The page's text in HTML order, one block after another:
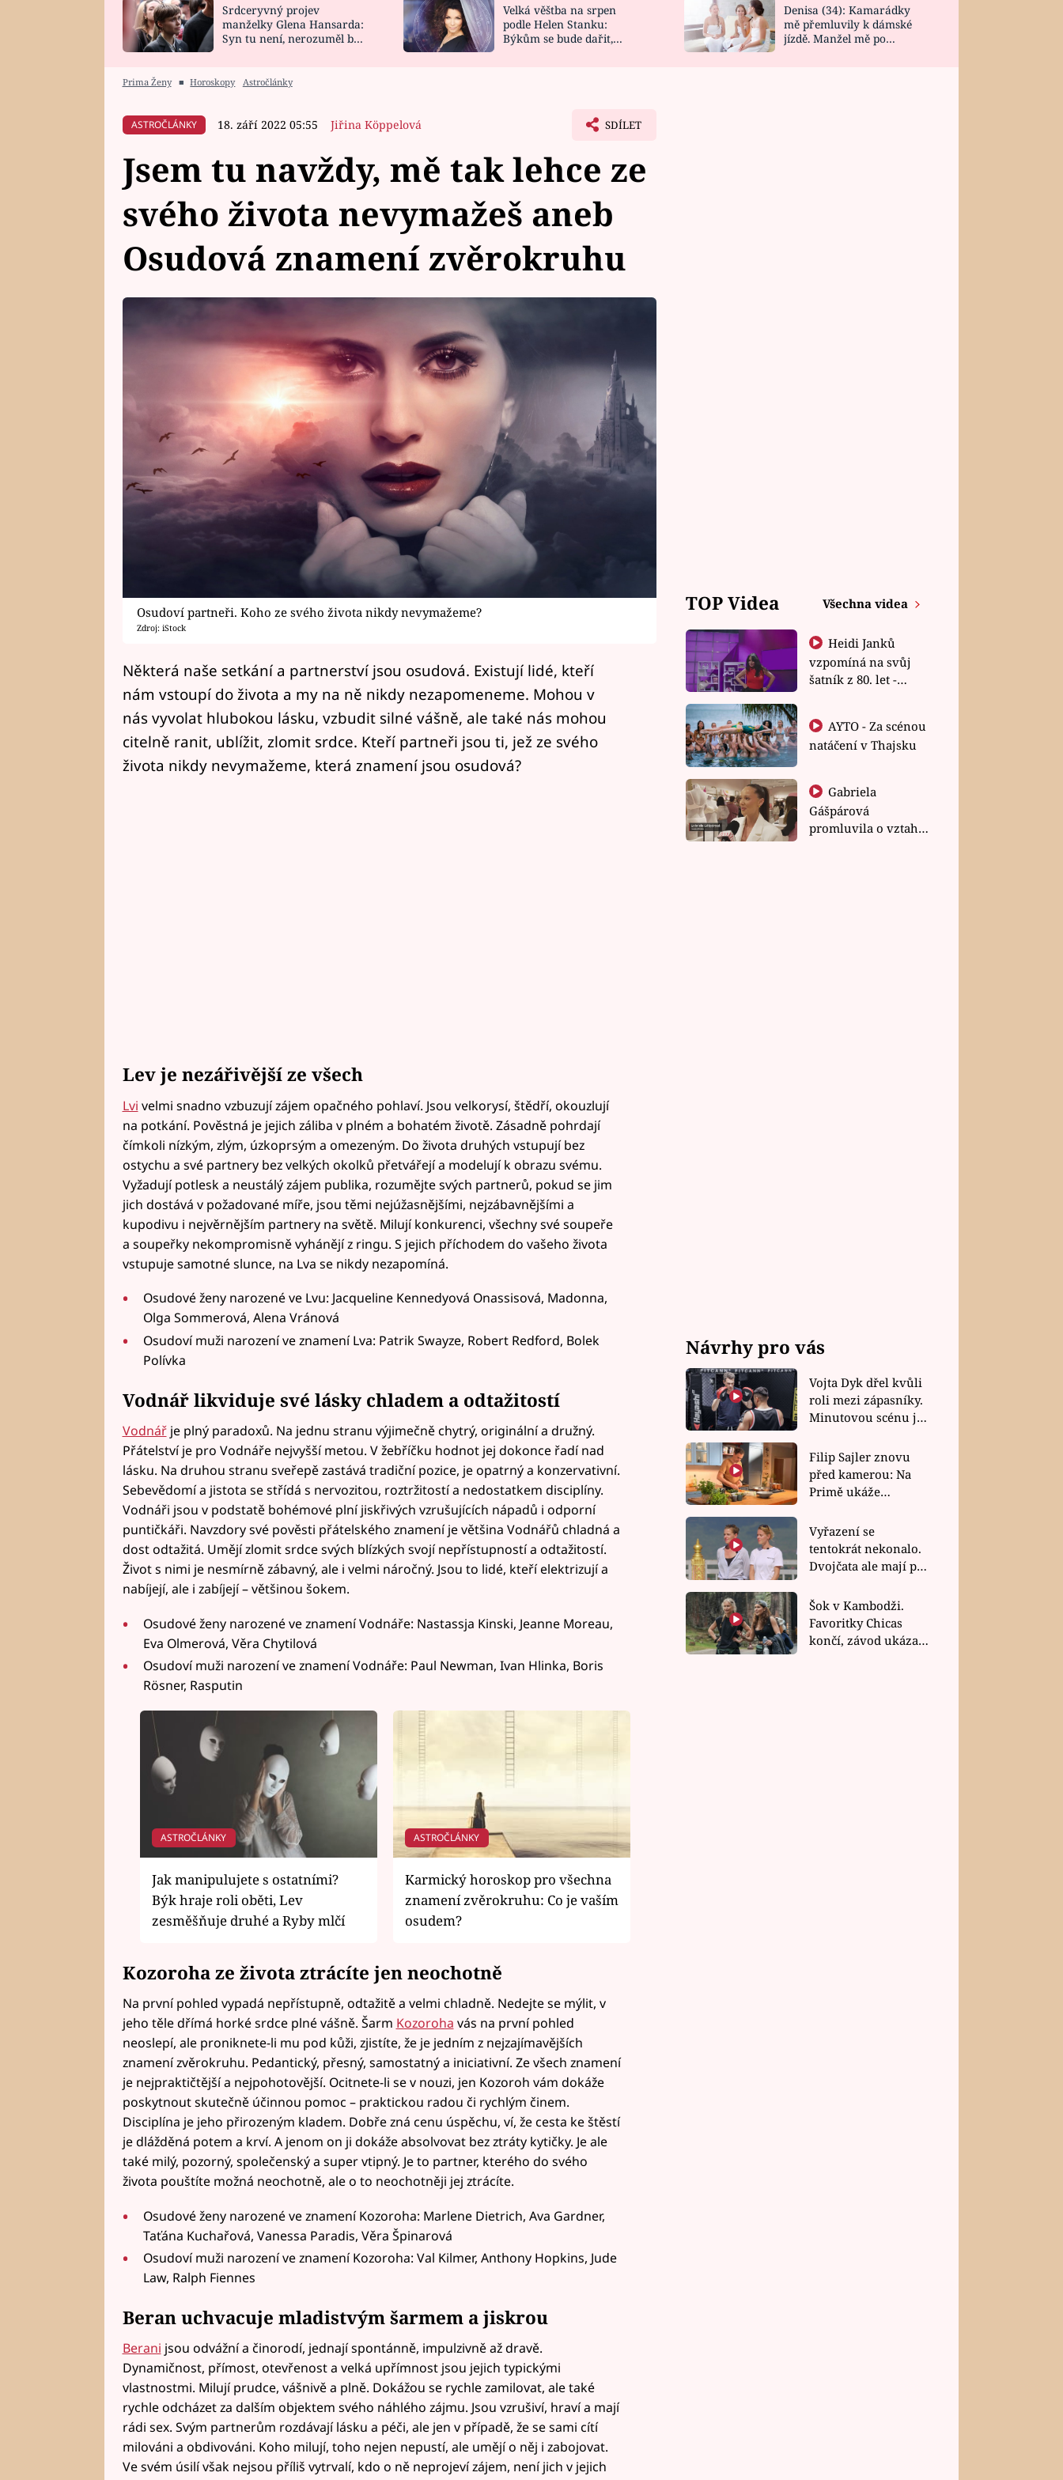
HOROSKOP NA
CELEBRITY
VAŘENÍ
NOVINKY
VIDEORECEPTY
DESIGN
Srdceryvný projev
manželky Glena Hansarda:
Syn tu není, nerozuměl by
Velká věštba na srpen
podle Helen Stanku:
Býkům se bude dařit,
Denisa (34): Kamarádky
mě přemluvily k dámské
jízdě. Manžel mě po
Prima Ženy ■ Horoskopy Astročlánky
ASTROČLÁNKY 18. září 2022 05:55 Jiřina Köppelová SDÍLET
Jsem tu navždy, mě tak lehce ze
svého života nevymažeš aneb
Osudová znamení zvěrokruhu
Osudoví partneři. Koho ze svého života nikdy nevymažeme?
Zdroj: iStock
Některá naše setkání a partnerství jsou osudová. Existují lidé, kteří
nám vstoupí do života a my na ně nikdy nezapomeneme. Mohou v
nás vyvolat hlubokou lásku, vzbudit silné vášně, ale také nás mohou
citelně ranit, ublížit, zlomit srdce. Kteří partneři jsou ti, jež ze svého
života nikdy nevymažeme, která znamení jsou osudová?
Lev je nezářivější ze všech
Lvi velmi snadno vzbuzují zájem opačného pohlaví. Jsou velkorysí, štědří, okouzlují
na potkání. Pověstná je jejich záliba v plném a bohatém životě. Zásadně pohrdají
čímkoli nízkým, zlým, úzkoprsým a omezeným. Do života druhých vstupují bez
ostychu a své partnery bez velkých okolků přetvářejí a modelují k obrazu svému.
Vyžadují potlesk a neustálý zájem publika, rozumějte svých partnerů, pokud se jim
jich dostává v požadované míře, jsou těmi nejúžasnějšími, nejzábavnějšími a
kupodivu i nejvěrnějším partnery na světě. Milují konkurenci, všechny své soupeře
a soupeřky nekompromisně vyhánějí z ringu. S jejich příchodem do vašeho života
vstupuje samotné slunce, na Lva se nikdy nezapomíná.
Osudové ženy narozené ve Lvu: Jacqueline Kennedyová Onassisová, Madonna,
Olga Sommerová, Alena Vránová
Osudoví muži narození ve znamení Lva: Patrik Swayze, Robert Redford, Bolek
Polívka
Vodnář likviduje své lásky chladem a odtažitostí
Vodnářje plný paradoxů. Na jednu stranu výjimečně chytrý, originální a družný.
Přátelství je pro Vodnáře nejvyšší metou. V žebříčku hodnot jej dokonce řadí nad
lásku. Na druhou stranu sveřepě zastává tradiční pozice, je opatrný a konzervativní.
Sebevědomí a jistota se střídá s nervozitou, roztržitostí a nedostatkem disciplíny.
Vodnáři jsou v podstatě bohémové plní jiskřivých vzrušujících nápadů i odporní
puntičkáři. Navzdory své pověsti přátelského znamení je většina Vodnářů chladná a
dost odtažitá. Umějí zlomit srdce svých blízkých svojí nepřístupností a odtažitostí.
Život s nimi je nesmírně zábavný, ale i velmi náročný. Jsou to lidé, kteří elektrizují a
nabíjejí, ale i zabíjejí – většinou šokem.
Osudové ženy narozené ve znamení Vodnáře: Nastassja Kinski, Jeanne Moreau,
Eva Olmerová, Věra Chytilová
Osudoví muži narození ve znamení Vodnáře: Paul Newman, Ivan Hlinka, Boris
Rösner, Rasputin
ASTROČLÁNKY
Jak manipulujete s ostatními?
Býk hraje roli oběti, Lev
zesměšňuje druhé a Ryby mlčí
ASTROČLÁNKY
Karmický horoskop pro všechna
znamení zvěrokruhu: Co je vaším
osudem?
Kozoroha ze života ztrácíte jen neochotně
Na první pohled vypadá nepřístupně, odtažitě a velmi chladně. Nedejte se mýlit, v
jeho těle dřímá horké srdce plné vášně. Šarm Kozoroha vás na první pohled
neoslepí, ale proniknete-li mu pod kůži, zjistíte, že je jedním z nejzajímavějších
znamení zvěrokruhu. Pedantický, přesný, samostatný a iniciativní. Ze všech znamení
je nejpraktičtější a nejpohotovější. Ocitnete-li se v nouzi, jen Kozoroh vám dokáže
poskytnout skutečně účinnou pomoc – praktickou radou či rychlým činem.
Disciplína je jeho přirozeným kladem. Dobře zná cenu úspěchu, ví, že cesta ke štěstí
je dlážděná potem a krví. A jenom on ji dokáže absolvovat bez ztráty kytičky. Je ale
také milý, pozorný, společenský a super vtipný. Je to partner, kterého do svého
života pouštíte možná neochotně, ale o to neochotněji jej ztrácíte.
Osudové ženy narozené ve znamení Kozoroha: Marlene Dietrich, Ava Gardner,
Taťána Kuchařová, Vanessa Paradis, Věra Špinarová
Osudoví muži narození ve znamení Kozoroha: Val Kilmer, Anthony Hopkins, Jude
Law, Ralph Fiennes
Beran uchvacuje mladistvým šarmem a jiskrou
Berani jsou odvážní a činorodí, jednají spontánně, impulzivně až dravě.
Dynamičnost, přímost, otevřenost a velká upřímnost jsou jejich typickými
vlastnostmi. Milují prudce, vášnivě a plně. Dokážou se rychle zamilovat, ale také
rychle odcházet za dalším objektem svého náhlého zájmu. Jsou vzrušiví, hraví a mají
rádi sex. Svým partnerům rozdávají lásku a péči, ale jen v případě, že se sami cítí
milováni a obdivováni. Koho milují, toho nejen nepustí, ale umějí o něj i zabojovat.
Ve svém úsilí však nejsou příliš vytrvalí, kdo o ně neprojeví zájem, není jich v jejich
TOP Videa Všechna videa
Heidi Janků
vzpomíná na svůj
šatník z 80. let -
natáčení v Thajsku
Gabriela
Gášpárová
promluvila o vztahu
Návrhy pro vás
Vojta Dyk dřel kvůli
roli mezi zápasníky.
Minutovou scénu jel
Filip Sajler znovu
před kamerou: Na
Primě ukáže
rychlé recepty
Vyřazení se
tentokrát nekonalo.
Dvojčata ale mají po
závodu nůž na krku
Šok v Kambodži.
Favoritky Chicas
končí, závod ukázal